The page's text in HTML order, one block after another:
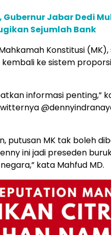
Gubernur Jabar Dedi
Sejumlah Bank
Konstitusi
kembali ke sistem
informasi penting,”
putusan MK tak boleh
ini jadi preseden
kata Mahfud MD.